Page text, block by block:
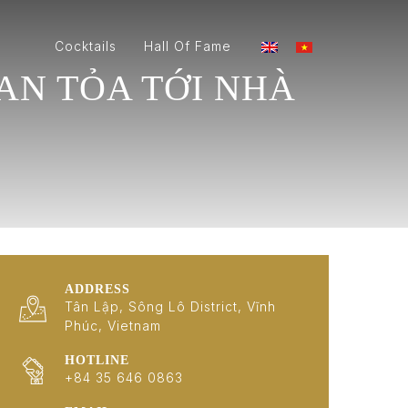
Cocktails Hall Of Fame
TỎA TỚI NHÀ
ADDRESS
Tân Lập, Sông Lô District, Vĩnh
Phúc, Vietnam
HOTLINE
+84 35 646 0863